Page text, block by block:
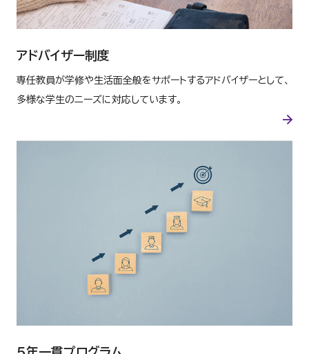
アドバイザー制度
専任教員が学修や生活面全般をサポートするアドバイザーとして、
多様な学生のニーズに対応しています。